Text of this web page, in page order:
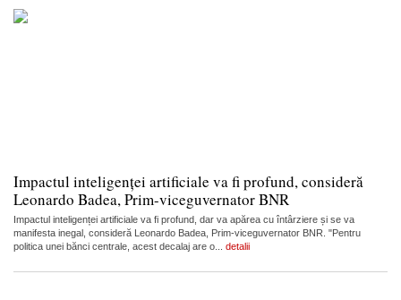
Impactul inteligenței artificiale va fi profund, consideră
Leonardo Badea, Prim-viceguvernator BNR
Impactul inteligenței artificiale va fi profund, dar va apărea cu întârziere și se va
manifesta inegal, consideră Leonardo Badea, Prim-viceguvernator BNR. "Pentru
politica unei bănci centrale, acest decalaj are o... detalii